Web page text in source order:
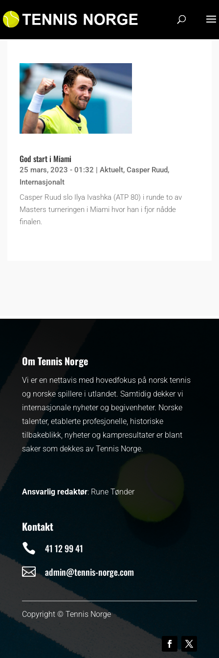
God start i Miami
25 mars, 2023 - 01:32 | Aktuelt, Casper Ruud,
Internasjonalt
Casper Ruud slo Ilya Ivashka (ATP 80) i runde to av
Masters turneringen i Miami hvor han i fjor nådde
finalen.
Om Tennis Norge
Vi er en nettavis med hovedfokus på norsk tennis
og norske spillere i utlandet. Samtidig dekker vi
internasjonale nyheter og begivenheter. Norske
talenter, etablerte profesjonelle, historiske
tilbakeblikk, nyheter og kampresultater er blant
saker som dekkes av Tennis Norge.
Ansvarlig redaktør: Rune Tønder
Kontakt
 41 12 99 41
 admin@tennis-norge.com
Copyright © Tennis Norge